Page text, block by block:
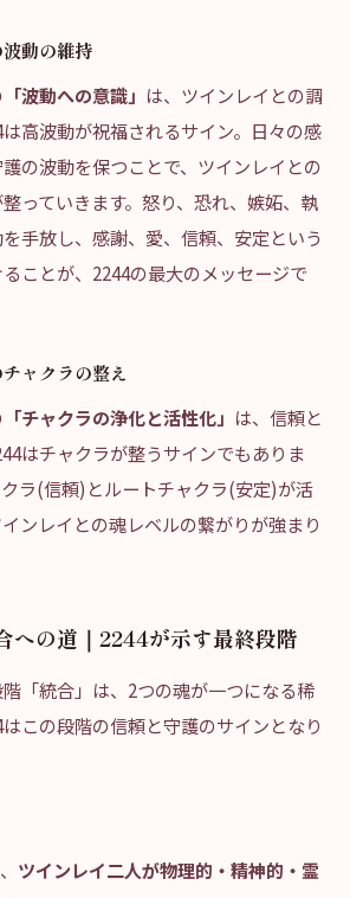
動の維持
「波動への意識」 は、ツインレイとの調
高波動が祝福されるサイン。日々の感
の波動を保つことで、ツインレイとの
っていきます。怒り、恐れ、嫉妬、執
手放し、感謝、愛、信頼、安定という
ことが、2244の最大のメッセージで
ャクラの整え
「チャクラの浄化と活性化」 は、信頼と
はチャクラが整うサインでもありま
ラ(信頼)とルートチャクラ(安定)が活
ンレイとの魂レベルの繋がりが強まり
への道｜2244が示す最終段階
「統合」は、2つの魂が一つになる稀
この段階の信頼と守護のサインとなり
ツインレイ二人が物理的・精神的・霊